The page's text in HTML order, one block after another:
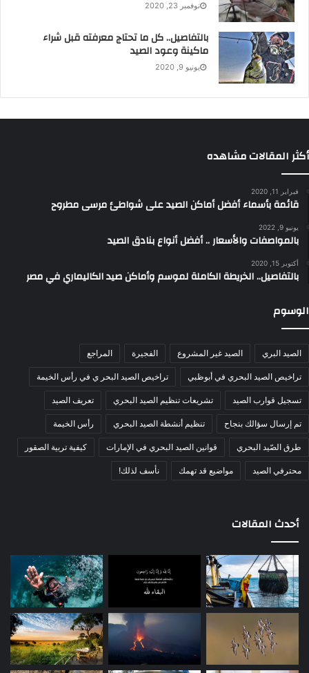
نوفمبر 23, 2020
بالتفاصيل.. كل ما تحتاج معرفته قبل شراء
ماكينة وعود الصيد
يونيو 9, 2020
أكثر المقالات مشاهده
فبراير 11, 2020
قائمة بأسماء أفضل أماكن الصيد على شواطئ مرسى مطروح
يونيو 9, 2022
بالمواصفات والأسعار .. أفضل أنواع بنادق الصيد
أكتوبر 15, 2020
بالتفاصيل.. الخريطة الكاملة لموسم وأماكن صيد الكاليماري في مصر
الوسوم
الصيد البري الصيد غير المشروع الفجيرة المراجع
تراخيص الصيد البحري في أبوظبي تراخيص الصيد البحر ي في رأس الخيمة
تسجيل قوارب الصيد تشريعات تنظيم الصيد البحري تعريف الصيد
تم إرسال سؤالك بنجاح تنظيم أنشطة الصيد البحري رأس الخيمة
طرق الصّيد البحري قوانين الصيد البحري في الإمارات كيفية تربية الصقور
محترفي الصيد مواضيع قد تهمك نأسف لذلك!
أحدث المقالات